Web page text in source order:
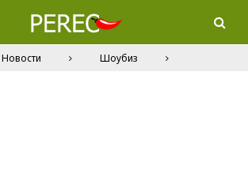
Новости Шоубиз